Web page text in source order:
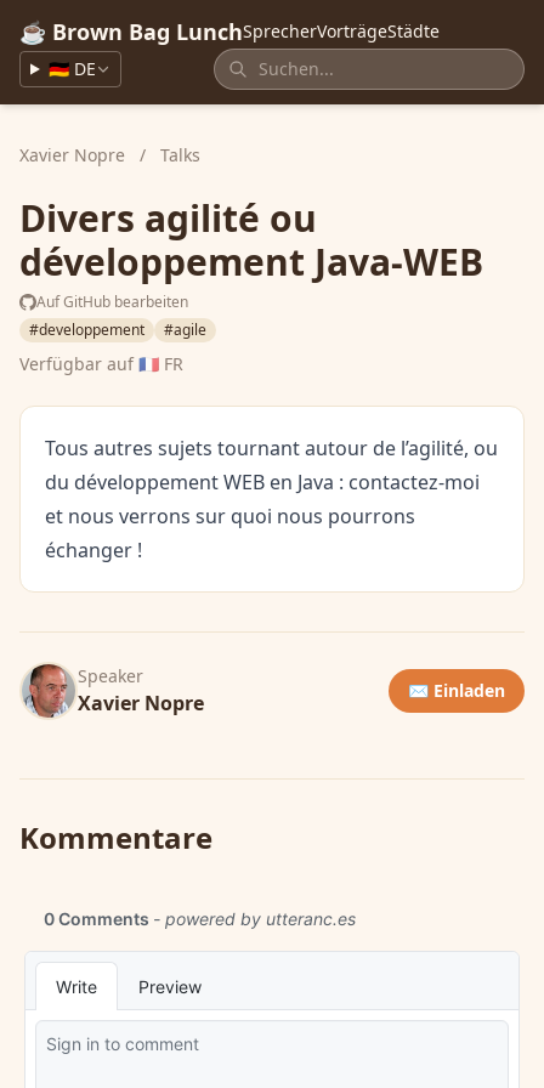
☕ Brown Bag LunchSprecherVorträgeStädte
🇩🇪 DE
Xavier Nopre / Talks
Divers agilité ou
développement Java-WEB
Auf GitHub bearbeiten
#developpement
#agile
Verfügbar auf🇫🇷 FR
Tous autres sujets tournant autour de l’agilité, ou
du développement WEB en Java : contactez-moi
et nous verrons sur quoi nous pourrons
échanger !
Speaker
Xavier Nopre ✉️ Einladen
Kommentare